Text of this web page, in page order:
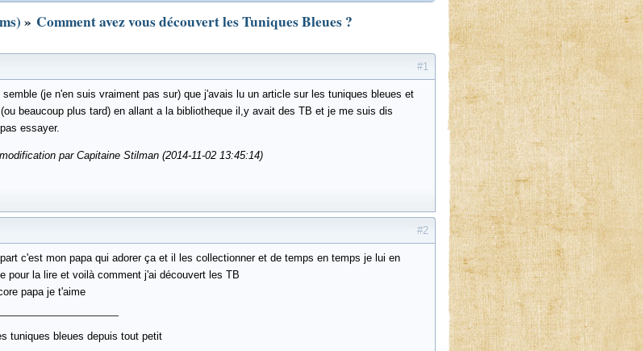
» Comment avez vous découvert les Tuniques Bleues ?
#1
semble (je n'en suis vraiment pas sur) que j'avais lu un article sur les tuniques bleues et
beaucoup plus tard) en allant a la bibliotheque il,y avait des TB et je me suis dis
essayer.
par Capitaine Stilman (2014-11-02 13:45:14)
#2
c'est mon papa qui adorer ça et il les collectionner et de temps en temps je lui en
pour la lire et voilà comment j'ai découvert les TB
papa je t'aime
tuniques bleues depuis tout petit